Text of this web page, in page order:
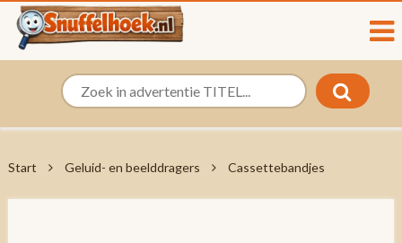
Start Geluid- en beelddragers Cassettebandjes